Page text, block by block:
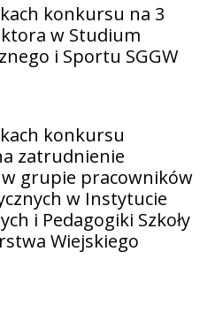
konkursu na 3
w Studium
i Sportu SGGW
konkursu
zatrudnienie
grupie pracowników
w Instytucie
i Pedagogiki Szkoły
Wiejskiego